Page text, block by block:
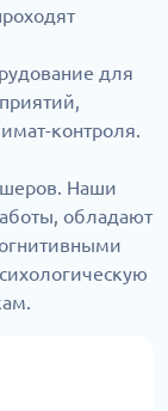
для
контроля.
Наши
обладают